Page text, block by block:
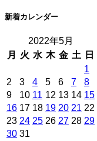
新着カレンダー
2022年5月
月
火 水 木 金 土 日
1
2
3 4 5 6 7
8
9
10 11 12 13 14 15
16 17 18 19 20 21 22
23 24 25 26 27 28 29
30 31